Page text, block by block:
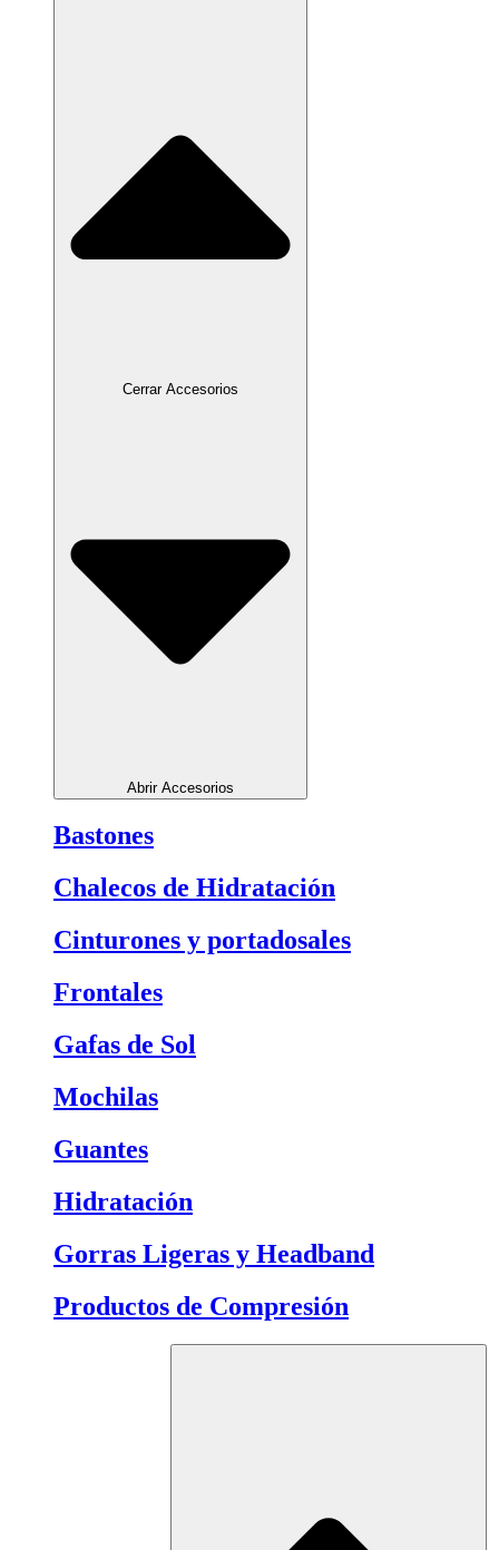
Cerrar Accesorios
Abrir Accesorios
Bastones
Chalecos de Hidratación
Cinturones y portadosales
Frontales
Gafas de Sol
Mochilas
Guantes
Hidratación
Gorras Ligeras y Headband
Productos de Compresión